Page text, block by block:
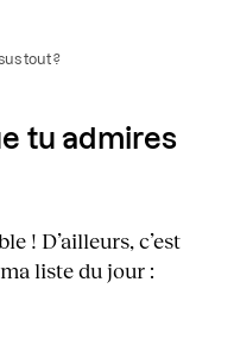
tout ?
tu admires
! D’ailleurs, c’est
liste du jour :